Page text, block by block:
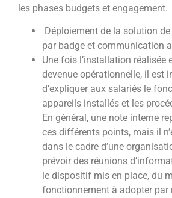
les phases budgets et engagement.
Déploiement de la solution
par badge et communication
Une fois l’installation réalisée
devenue opérationnelle, il est
d’expliquer aux salariés le
appareils installés et les
En général, une note interne
ces différents points, mais il
dans le cadre d’une
prévoir des réunions
le dispositif mis en place, du
fonctionnement à adopter par